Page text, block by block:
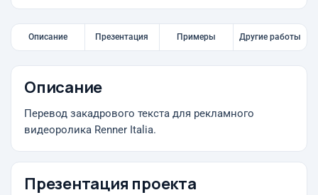
Описание Презентация Примеры Другие работы
Описание
Перевод закадрового текста для рекламного
видеоролика Renner Italia.
Презентация проекта